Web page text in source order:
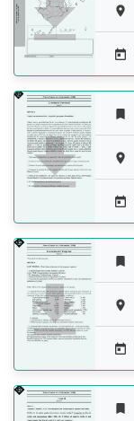
 









